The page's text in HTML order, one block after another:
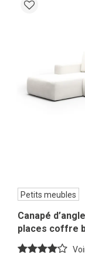
Petits meubles
Canapé
places coffre